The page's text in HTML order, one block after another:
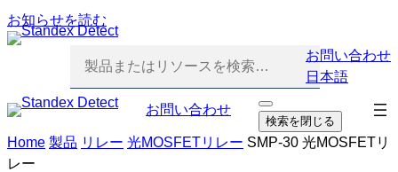
お知らせを読む
お問い合わせ
日本語
お問い合わせ
検
索
を
検索を閉じる
ナ
ゲ
Home 製品 リレー 光MOSFETリレー SMP-30 光MOSFETリ
レー